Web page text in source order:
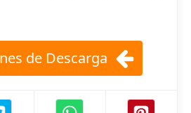
de Descarga